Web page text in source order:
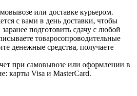
или доставке курьером.
с вами в день доставки, чтобы
подготовить сдачу с любой
товаросопроводительные
денежные средства, получаете
при самовывозе или оформлении в
карты Visa и MasterCard.